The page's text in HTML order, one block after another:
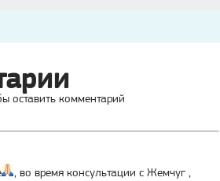
оставить комментарий
, во время консультации с Жемчуг ,